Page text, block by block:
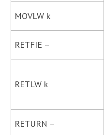
MOVLW k
RETFIE –
RETLW k
RETURN –